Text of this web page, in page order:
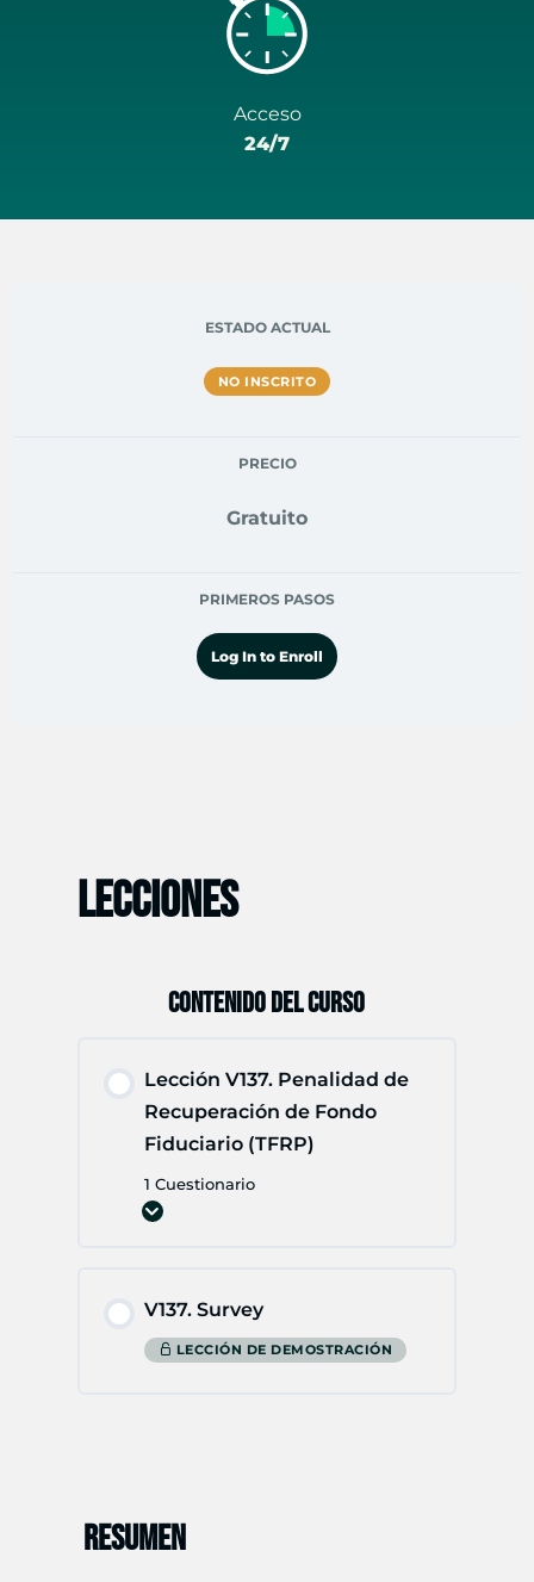
Acceso
24/7
ESTADO ACTUAL
NO INSCRITO
PRECIO
Gratuito
PRIMEROS PASOS
Log In to Enroll
LECCIONES
CONTENIDO DEL CURSO
Lección V137. Penalidad de
Recuperación de Fondo
Fiduciario (TFRP)
1 Cuestionario
de
Fiduciario
(TFRP)
V137. Survey
LECCIÓN DE DEMOSTRACIÓN
RESUMEN